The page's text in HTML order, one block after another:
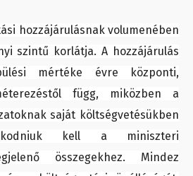
hozzájárulásnak volumenében
szintű korlátja. A hozzájárulás
mértéke évre központi,
függ, miközben a
saját költségvetésükben
kell a miniszteri
összegekhez. Mindez